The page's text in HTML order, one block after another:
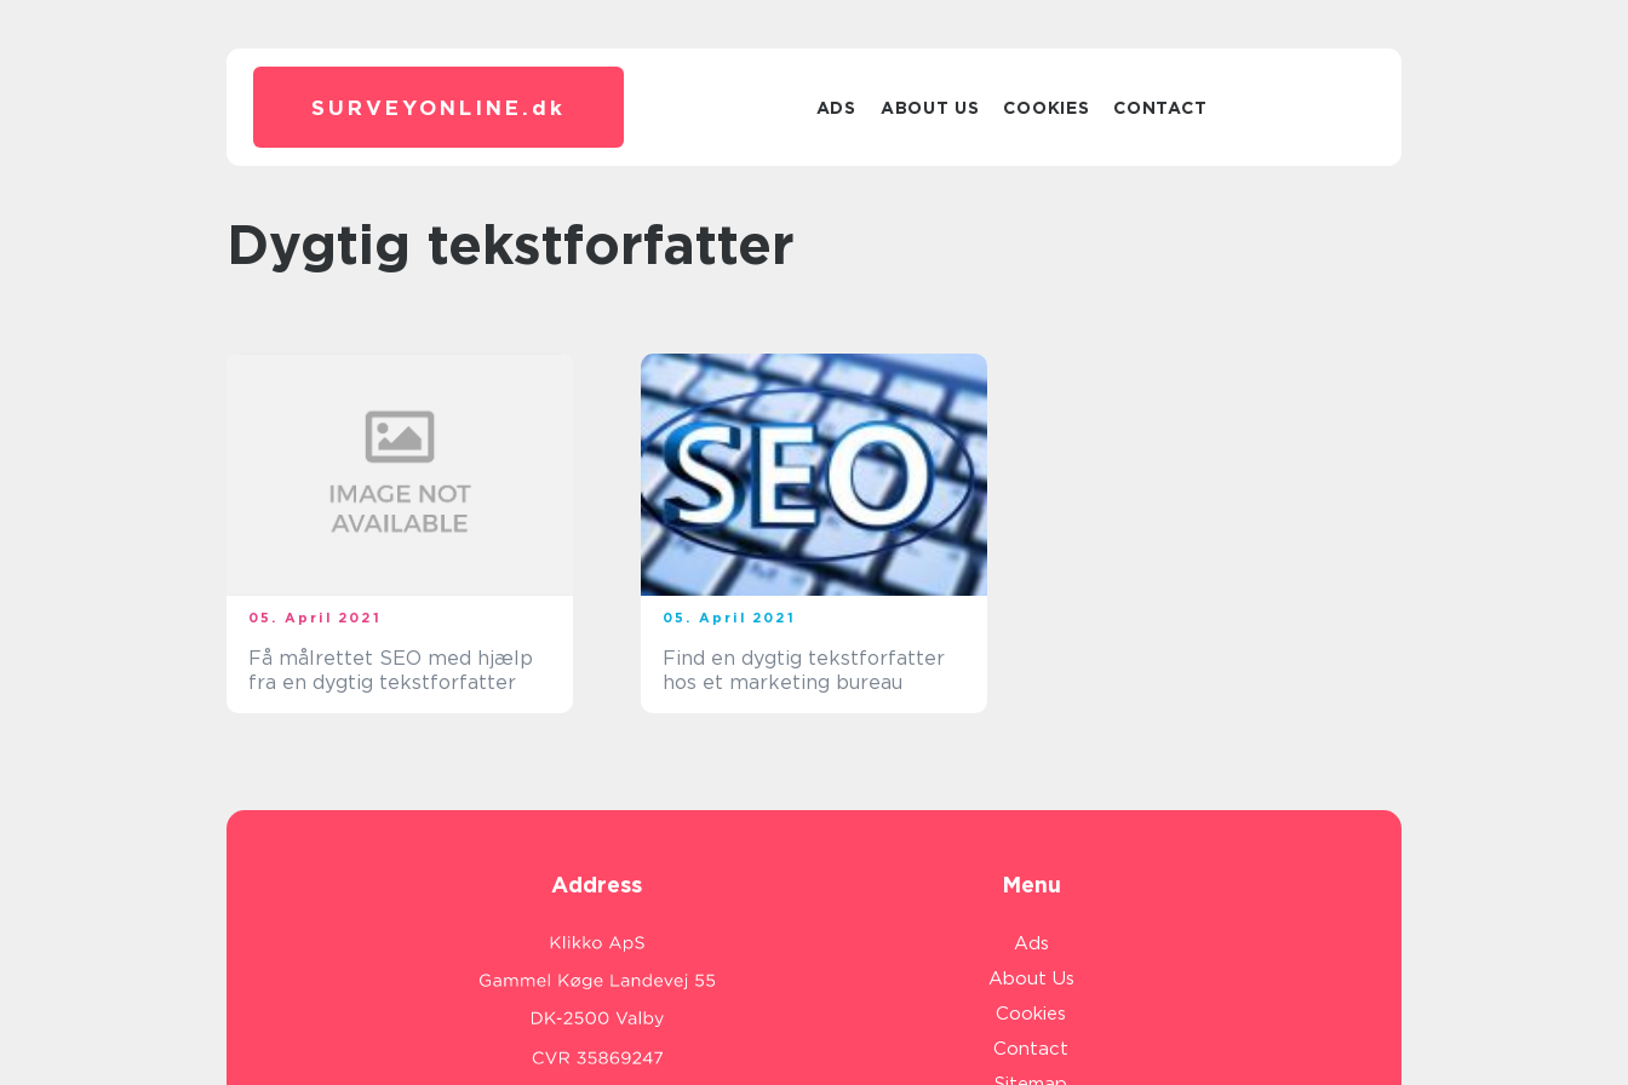
SURVEYONLINE. dk ADS ABOUT US COOKIES CONTACT
dygtig tekstforfatter
05. April 2021
Få målrettet SEO med hjælp
fra en dygtig tekstforfatter
05. April 2021
Find en dygtig tekstforfatter
hos et marketing bureau
Address Menu
Ads
About Us
Cookies
Contact